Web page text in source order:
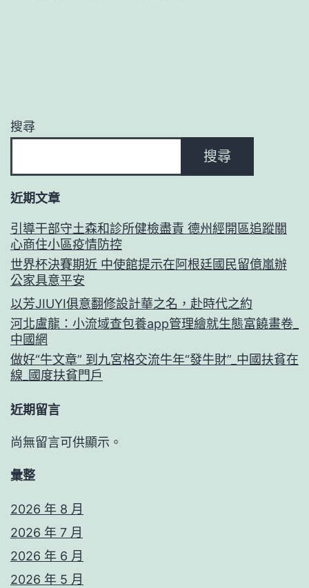
搜尋
搜尋
近期文章
引導干部守土森和診所健檢盡責 德州經開區追蹤關
心商住小區疫情防控
世界杯決賽期近 中使館提示在阿根廷國民留億嵐辦
公家具意平安
以芳JIUYI俱意翻修設計華之名，赴時代之約
河北盧龍：小流域查包養app管理繪就生態富饒畫卷_
中國網
做好“牛文章” 到九宮格交流牛年“發牛財”_中國扶貧在
線_國度扶貧門戶
近期留言
尚無留言可供顯示。
彙整
2026 年 8 月
2026 年 7 月
2026 年 6 月
2026 年 5 月